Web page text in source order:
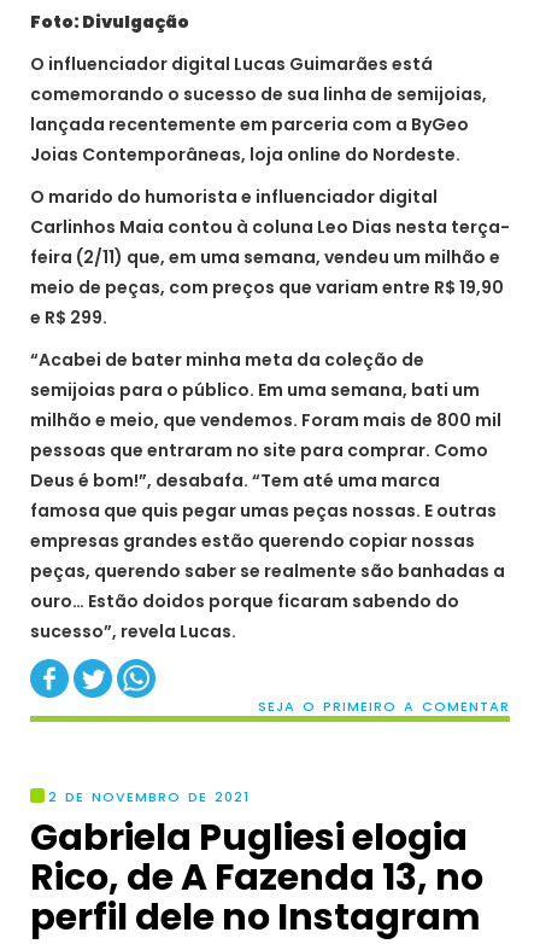
Foto: Divulgação
O influenciador digital Lucas Guimarães está
comemorando o sucesso de sua linha de semijoias,
lançada recentemente em parceria com a ByGeo
Joias Contemporâneas, loja online do Nordeste.
O marido do humorista e influenciador digital
Carlinhos Maia contou à coluna Leo Dias nesta terça-
feira (2/11) que, em uma semana, vendeu um milhão e
meio de peças, com preços que variam entre R$ 19,90
e R$ 299.
“Acabei de bater minha meta da coleção de
semijoias para o público. Em uma semana, bati um
milhão e meio, que vendemos. Foram mais de 800 mil
pessoas que entraram no site para comprar. Como
Deus é bom!”, desabafa. “Tem até uma marca
famosa que quis pegar umas peças nossas. E outras
empresas grandes estão querendo copiar nossas
peças, querendo saber se realmente são banhadas a
ouro… Estão doidos porque ficaram sabendo do
sucesso”, revela Lucas.
SEJA O PRIMEIRO A COMENTAR
2 DE NOVEMBRO DE 2021
Gabriela Pugliesi elogia
Rico, de A Fazenda 13, no
perfil dele no Instagram